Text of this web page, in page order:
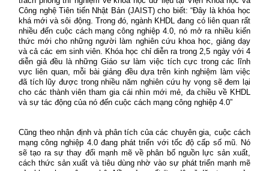
Công nghệ Tiên tiến Nhật Bản (JAIST) cho biết: “Đây là khóa học
khá mới và sôi động. Trong đó, ngành KHDL đang có liên quan rất
nhiều đến cuộc cách mạng công nghiệp 4.0, nó mở ra nhiều kiến
thức mới cho những người làm nghiên cứu khoa học, giảng dạy
và cả các em sinh viên. Khóa học chỉ diễn ra trong 2,5 ngày với 4
diễn giả đều là những Giáo sư làm việc tích cực trong các lĩnh
vực liên quan, mỗi bài giảng đều dựa trên kinh nghiệm làm việc
đã tích lũy được trong nhiều năm nghiên cứu hy vọng sẽ đem lại
cho các thành viên tham gia cái nhìn mới mẻ, đa chiều về KHDL
và sự tác động của nó đến cuộc cách mạng công nghiệp 4.0”
Cũng theo nhận định và phân tích của các chuyên gia, cuộc cách
mạng công nghiệp 4.0 đang phát triển với tốc độ cấp số mũ. Nó
sẽ tạo ra sự thay đổi mạnh mẽ về phân bố nguồn lực sản xuất,
cách thức sản xuất và tiêu dùng nhờ vào sự phát triển mạnh mẽ